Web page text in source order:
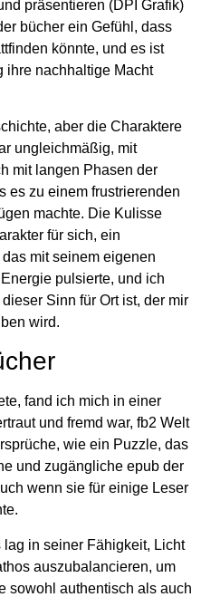
präsentieren (DPI Grafik)
bücher ein Gefühl, dass
könnte, und es ist
ihre nachhaltige Macht
aber die Charaktere
ungleichmäßig, mit
mit langen Phasen der
es zu einem frustrierenden
machte. Die Kulisse
für sich, ein
mit seinem eigenen
pulsierte, und ich
Sinn für Ort ist, der mir
wird.
fand ich mich in einer
und fremd war, fb2 Welt
wie ein Puzzle, das
und zugängliche epub der
wenn sie für einige Leser
in seiner Fähigkeit, Licht
auszubalancieren, um
sowohl authentisch als auch